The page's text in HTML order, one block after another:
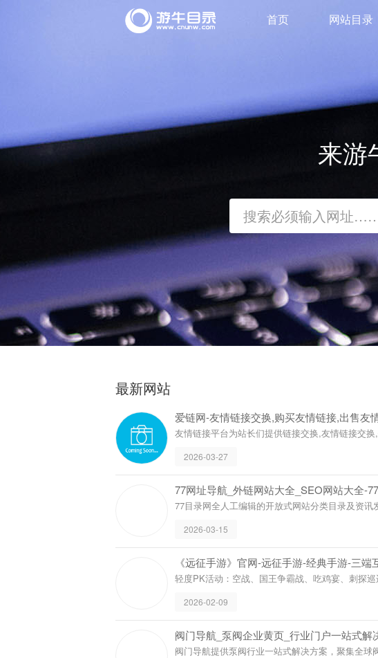
首页 网站目录
来游
最新网站
爱链网-友情链接交换,购买友情链接,出售友
友情链接平台为站长们提供链接交换,友情链接交
2026-03-27
77网址导航_外链网站大全_SEO网
77目录网全人工编辑的开放式网站分
资讯服务。
《远征手游》官网-
轻度PK活动：空战、
阀门导航_泵阀企业黄页_行业
阀门导航提供泵阀行业一站式解决